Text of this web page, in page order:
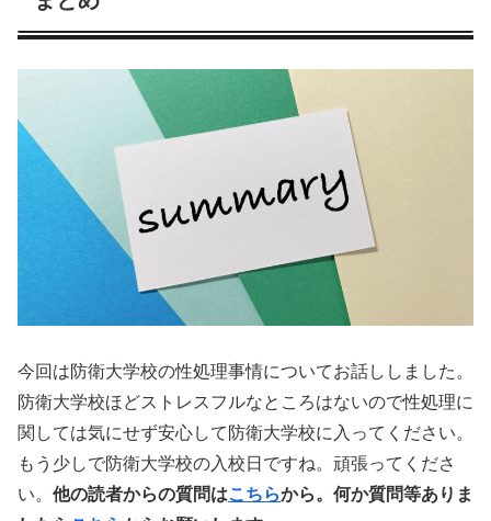
今回は防衛大学校の性処理事情についてお話ししました。
防衛大学校ほどストレスフルなところはないので性処理に
関しては気にせず安心して防衛大学校に入ってください。
もう少しで防衛大学校の入校日ですね。頑張ってくださ
い。 他の読者からの質問はこちらから。何か質問等ありま